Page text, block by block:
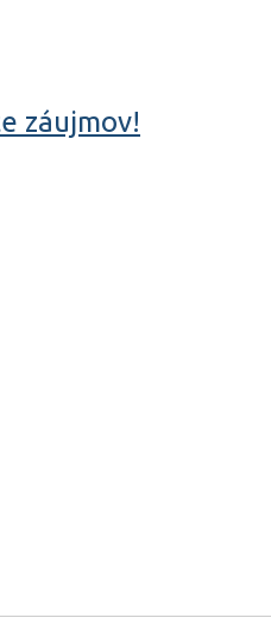
záujmov!